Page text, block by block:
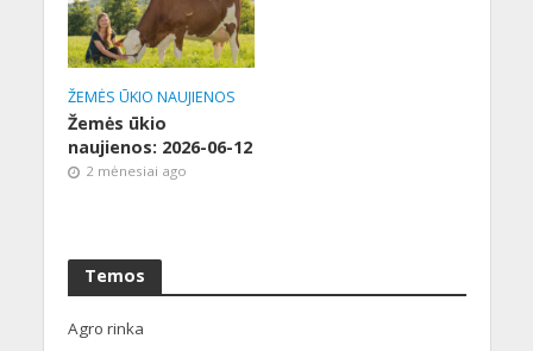
ŽEMĖS ŪKIO NAUJIENOS
Žemės ūkio
naujienos: 2026-06-12
2 mėnesiai ago
Temos
Agro rinka